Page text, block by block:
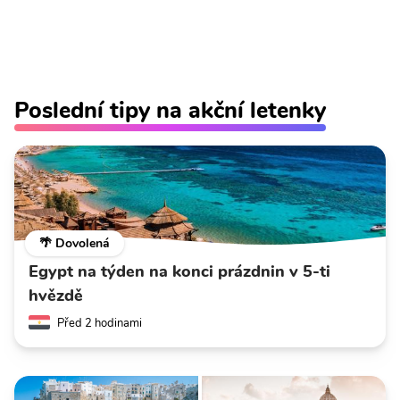
Poslední tipy na akční letenky
🌴 Dovolená
Egypt na týden na konci prázdnin v 5-ti
hvězdě
Před 2 hodinami